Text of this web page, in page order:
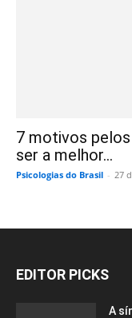
7 motivos pelos
ser a melhor...
Psicologias do Brasil - 27
EDITOR PICKS
A